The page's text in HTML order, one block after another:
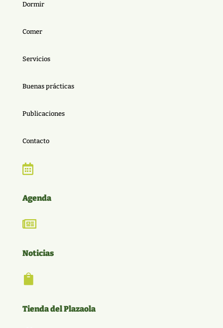
Dormir
Comer
Servicios
Buenas prácticas
Publicaciones
Contacto

Agenda

Noticias

Tienda del Plazaola